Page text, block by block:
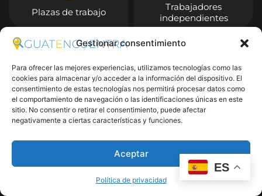
Gestionar consentimiento
Para ofrecer las mejores experiencias, utilizamos tecnologías como las
cookies para almacenar y/o acceder a la información del dispositivo. El
consentimiento de estas tecnologías nos permitirá procesar datos como
el comportamiento de navegación o las identificaciones únicas en este
sitio. No consentir o retirar el consentimiento, puede afectar
negativamente a ciertas características y funciones.
Aceptar
Política de privacidad
Plazas de trabajo
Trabajadores
independientes
Entrar
ES